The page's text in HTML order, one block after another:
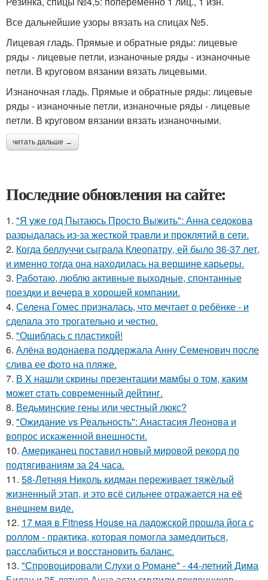
Все дальнейшие узоры вязать на спицах №5.
Лицевая гладь. Прямые и обратные ряды: лицевые
ряды - лицевые петли, из­наночные ряды - изнаночные
петли. В кру­говом вязании вязать лицевыми.
Изнаночная гладь. Прямые и обрат­ные ряды: лицевые
ряды - изнаночные пет­ли, изнаночные ряды - лицевые
петли. В круговом вязании вязать изнаночными.
читать дальше →
Последние обновления на сайте:
1. "Я уже год Пытаюсь Просто Выжить": Анна седокова
разрыдалась из-за жесткой травли и проклятий в сети.
2. Когда беллуччи сыграла Клеопатру, ей было 36-37 лет,
и именно тогда она находилась на вершине карьеры.
3. Работаю, люблю активные выходные, спонтанные
поездки и вечера в хорошей компании.
4. Селена Гомес призналась, что мечтает о ребёнке - и
сделала это трогательно и честно.
5. "Ошиблась с пластикой!
6. Алёна водонаева поддержала Анну Семенович после
слива ее фото на пляже.
7. В X нашли скрины презентации мaмбы о том, каким
может cтaть совpеменный дейтинг.
8. Ведьминские гены или честный люкс?
9. "Ожидание vs Реальность": Анастасия Леонова и
вопрос искаженной внешности.
10. Американец поставил новый мировой рекорд по
подтягиваниям за 24 часа.
11. 58-Летняя Николь кидман переживает тяжёлый
жизненный этап, и это всё сильнее отражается на её
внешнем виде.
12. 17 мая в Fitness House на ладожской прошла йога с
роллом - практика, которая помогла замедлиться,
расслабиться и восстановить баланс.
13. "Спровоцировали Слухи о Романе" - 44-летний Дима